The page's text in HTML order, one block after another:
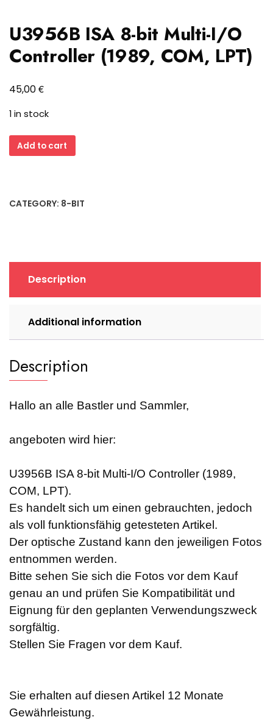
U3956B ISA 8-bit Multi-I/O
Controller (1989, COM, LPT)
45,00€
1 in stock
U3956B
ISA
Multi-
COM,
LPT)
Add to cart
CATEGORY: 8-BIT
Description
Additional information
Description
Hallo an alle Bastler und Sammler,
angeboten wird hier:
U3956B ISA 8-bit Multi-I/O Controller (1989,
COM, LPT).
Es handelt sich um einen gebrauchten, jedoch
als voll funktionsfähig getesteten Artikel.
Der optische Zustand kann den jeweiligen Fotos
entnommen werden.
Bitte sehen Sie sich die Fotos vor dem Kauf
genau an und prüfen Sie Kompatibilität und
Eignung für den geplanten Verwendungszweck
sorgfältig.
Stellen Sie Fragen vor dem Kauf.
Sie erhalten auf diesen Artikel 12 Monate
Gewährleistung.